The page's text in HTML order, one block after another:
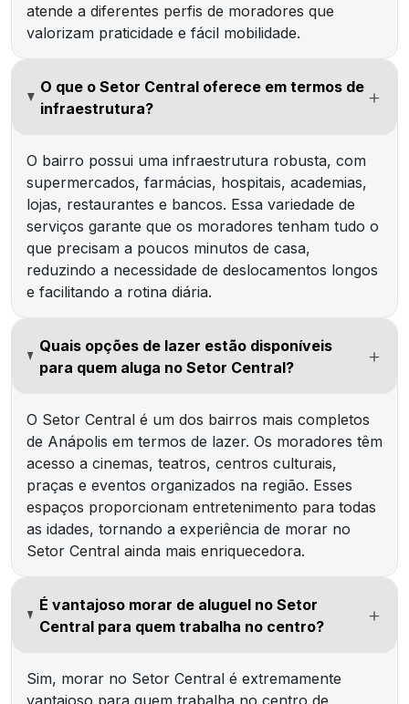
atende a diferentes perfis de moradores que
valorizam praticidade e fácil mobilidade.
O que o Setor Central oferece em termos de
infraestrutura?
O bairro possui uma infraestrutura robusta, com
supermercados, farmácias, hospitais, academias,
lojas, restaurantes e bancos. Essa variedade de
serviços garante que os moradores tenham tudo o
que precisam a poucos minutos de casa,
reduzindo a necessidade de deslocamentos longos
e facilitando a rotina diária.
Quais opções de lazer estão disponíveis
para quem aluga no Setor Central?
O Setor Central é um dos bairros mais completos
de Anápolis em termos de lazer. Os moradores têm
acesso a cinemas, teatros, centros culturais,
praças e eventos organizados na região. Esses
espaços proporcionam entretenimento para todas
as idades, tornando a experiência de morar no
Setor Central ainda mais enriquecedora.
É vantajoso morar de aluguel no Setor
Central para quem trabalha no centro?
Sim, morar no Setor Central é extremamente
vantajoso para quem trabalha no centro de